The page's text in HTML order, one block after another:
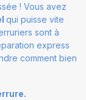
! Vous avez
qui puisse vite
sont à
express
comment bien